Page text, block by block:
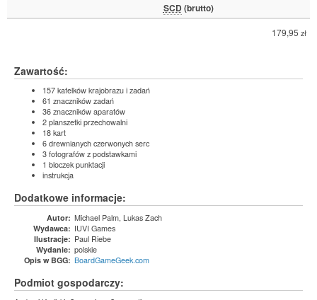
SCD (brutto)
179,95 zł
Zawartość:
157 kafelków krajobrazu i zadań
61 znaczników zadań
36 znaczników aparatów
2 planszetki przechowalni
18 kart
6 drewnianych czerwonych serc
3 fotografów z podstawkami
1 bloczek punktacji
instrukcja
Dodatkowe informacje:
Autor: Michael Palm, Lukas Zach
Wydawca: IUVI Games
Ilustracje: Paul Riebe
Wydanie: polskie
Opis w BGG: BoardGameGeek.com
Podmiot gospodarczy: